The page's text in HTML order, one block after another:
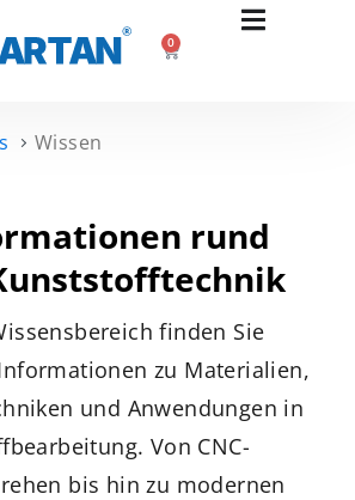
0
Wissen
rund
finden Sie
zu Materialien,
und Anwendungen in
Von CNC-
bis hin zu modernen